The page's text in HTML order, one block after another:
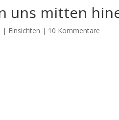
uns mitten
| Einsichten | 10 Kommentare